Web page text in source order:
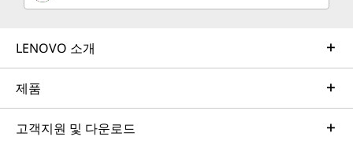
LENOVO 소개
제품
고객지원 및 다운로드